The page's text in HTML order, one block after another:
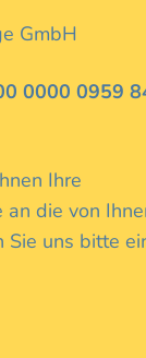
GmbH
0000 0959
Ihre
an die von
Sie uns bitte